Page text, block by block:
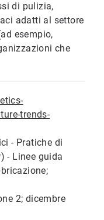
di pulizia,
adatti al settore
esempio,
che
trends-
- Pratiche di
- Linee guida
2; dicembre